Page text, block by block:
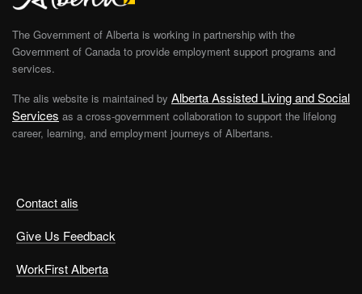
Contact alis
Give Us Feedback
WorkFirst Alberta
The Government of Alberta is working in partnership with the
Government of Canada to provide employment support programs and
services.
The alis website is maintained by Alberta Assisted Living and Social
Services as a cross-government collaboration to support the lifelong
career, learning, and employment journeys of Albertans.